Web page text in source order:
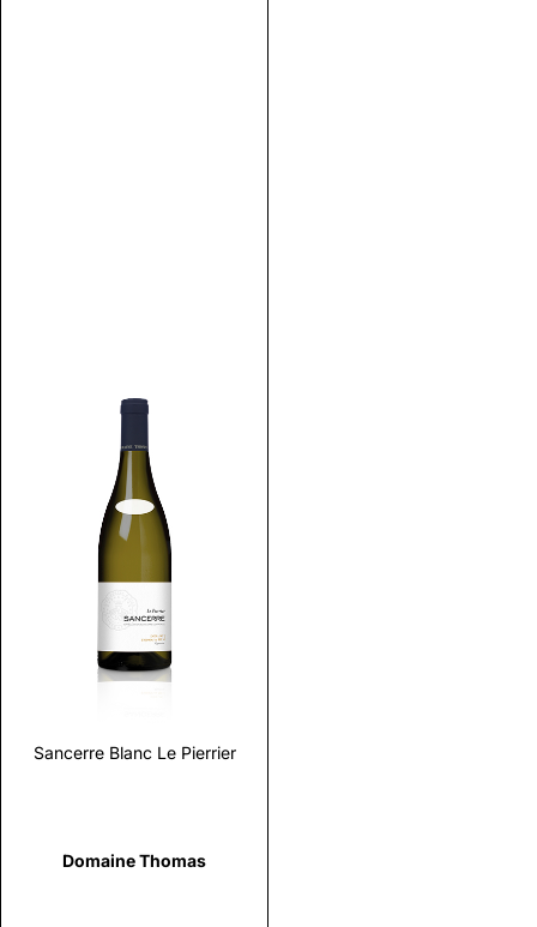
Sancerre Blanc Le Pierrier
Domaine Thomas
Scopri